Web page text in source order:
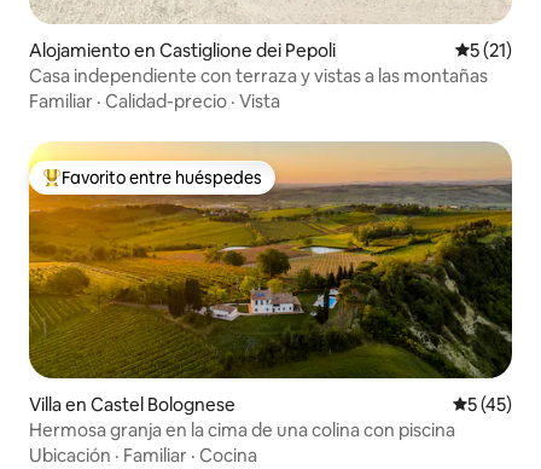
Alojamiento en Castiglione dei Pepoli
5 (21)
Casa independiente con terraza y vistas a las montañas
Familiar · Calidad-precio · Vista
Favorito entre huéspedes preferido
Favorito entre huéspedes
Villa en Castel Bolognese
5 (45)
Hermosa granja en la cima de una colina con piscina
Ubicación · Familiar · Cocina